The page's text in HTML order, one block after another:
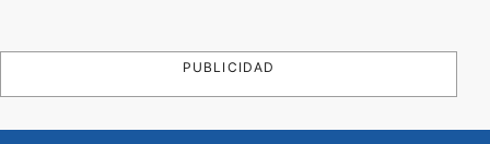
PUBLICIDAD